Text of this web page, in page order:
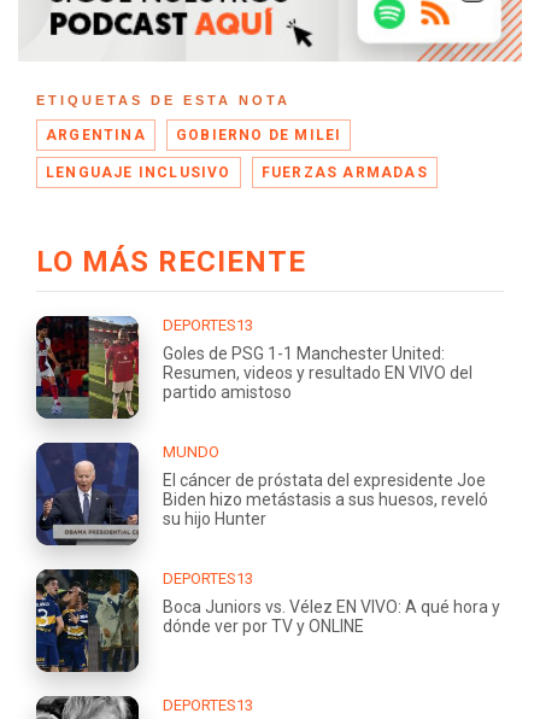
ETIQUETAS DE ESTA NOTA
ARGENTINA GOBIERNO DE MILEI
LENGUAJE INCLUSIVO FUERZAS ARMADAS
LO MÁS RECIENTE
DEPORTES13
Goles de PSG 1-1 Manchester United:
Resumen, videos y resultado EN VIVO del
partido amistoso
MUNDO
El cáncer de próstata del expresidente Joe
Biden hizo metástasis a sus huesos, reveló
su hijo Hunter
DEPORTES13
Boca Juniors vs. Vélez EN VIVO: A qué hora y
dónde ver por TV y ONLINE
DEPORTES13